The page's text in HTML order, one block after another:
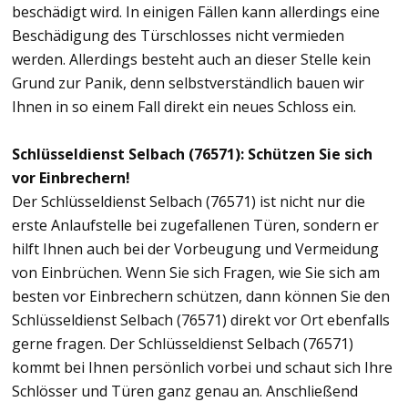
beschädigt wird. In einigen Fällen kann allerdings eine
Beschädigung des Türschlosses nicht vermieden
werden. Allerdings besteht auch an dieser Stelle kein
Grund zur Panik, denn selbstverständlich bauen wir
Ihnen in so einem Fall direkt ein neues Schloss ein.
Schlüsseldienst Selbach (76571): Schützen Sie sich
vor Einbrechern!
Der Schlüsseldienst Selbach (76571) ist nicht nur die
erste Anlaufstelle bei zugefallenen Türen, sondern er
hilft Ihnen auch bei der Vorbeugung und Vermeidung
von Einbrüchen. Wenn Sie sich Fragen, wie Sie sich am
besten vor Einbrechern schützen, dann können Sie den
Schlüsseldienst Selbach (76571) direkt vor Ort ebenfalls
gerne fragen. Der Schlüsseldienst Selbach (76571)
kommt bei Ihnen persönlich vorbei und schaut sich Ihre
Schlösser und Türen ganz genau an. Anschließend